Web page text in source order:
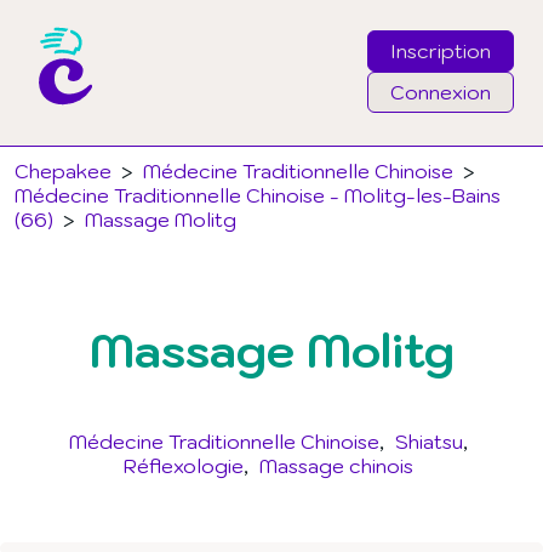
Inscription
Connexion
Chepakee > Médecine Traditionnelle Chinoise >
Médecine Traditionnelle Chinoise - Molitg-les-Bains
(66) > Massage Molitg
Email
Connexion
Massage Molitg
Médecine Traditionnelle Chinoise
Shiatsu
Réflexologie
Massage chinois